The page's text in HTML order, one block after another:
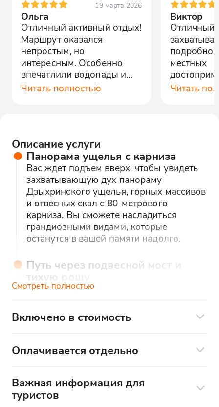
19 марта 2026
Ольга
Отличный активный отдых!
Маршрут оказался
непростым, но
интересным. Особенно
впечатлили водопады и
тисо-самшитовый лес.
Читать полностью
Виктор
Отличный
подробно
местных
Читать
Описание услуги
Панорама ущелья с карниза
Вас ждет подъем вверх, чтобы увидеть
захватывающую дух панораму
Дзыхринского ущелья, горных массивов
и отвесных скал с 80-метрового
карниза. Вы сможете насладиться
грандиозными видами, которые
останутся в вашей памяти надолго.
Путь через подвесной мост и
тихую рощу
Вы начнете свой путь из деревни
мосту. Затем вас встретит тихая роща с
подъемом по карнизу вдоль ущелья,
откуда откроются незабываемые
Виды на Ахштырские пещеры и
Смотреть полностью
Включено в стоимость
Питание в походе
Оплачивается отдельно
Национальный парк - 200₽
Трансфер к началу маршрута
Важная информация для
туристов